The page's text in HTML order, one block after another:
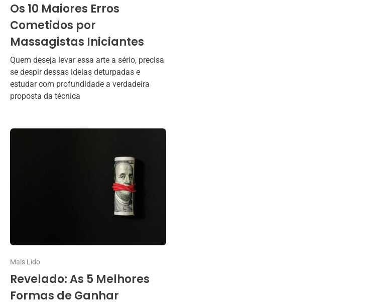
Os 10 Maiores Erros
Cometidos por
Massagistas Iniciantes
Quem deseja levar essa arte a sério, precisa
se despir dessas ideias deturpadas e
estudar com profundidade a verdadeira
proposta da técnica
Mais Lido
Revelado: As 5 Melhores
Formas de Ganhar